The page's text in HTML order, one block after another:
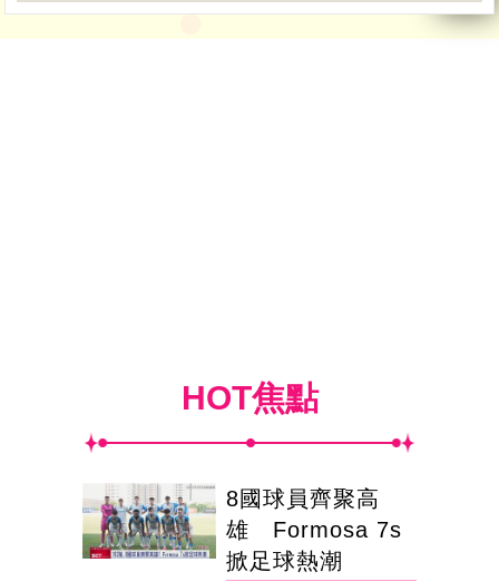
HOT焦點
8國球員齊聚高
雄 Formosa 7s
掀足球熱潮